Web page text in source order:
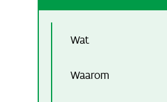
Wat
Waarom